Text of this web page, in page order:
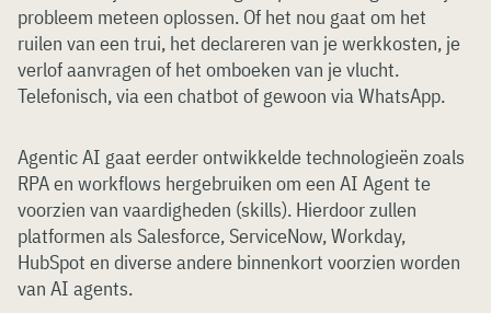
probleem meteen oplossen. Of het nou gaat om het
ruilen van een trui, het declareren van je werkkosten, je
verlof aanvragen of het omboeken van je vlucht.
Telefonisch, via een chatbot of gewoon via WhatsApp.
Agentic AI gaat eerder ontwikkelde technologieën zoals
RPA en workflows hergebruiken om een AI Agent te
voorzien van vaardigheden (skills). Hierdoor zullen
platformen als Salesforce, ServiceNow, Workday,
HubSpot en diverse andere binnenkort voorzien worden
van AI agents.